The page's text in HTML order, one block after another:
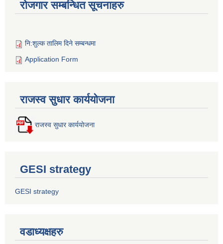
रोजगार सम्बन्धित सूचनाहरु
नि:शुल्क तालिम दिने सम्बन्धमा
Application Form
राजस्व सुधार कार्ययोजना
राजस्व सुधार कार्ययोजना
GESI strategy
GESI strategy
वडाध्यक्षहरु